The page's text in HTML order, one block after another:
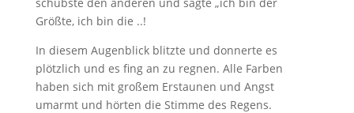
Größte, ich bin die ..!
In diesem Augenblick blitzte und donnerte es
plötzlich und es fing an zu regnen. Alle Farben
haben sich mit großem Erstaunen und Angst
umarmt und hörten die Stimme des Regens.